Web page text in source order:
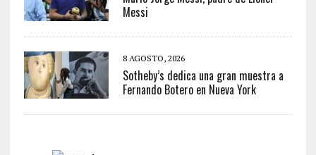
Messi
8 AGOSTO, 2026
Sotheby’s dedica una gran muestra a
Fernando Botero en Nueva York